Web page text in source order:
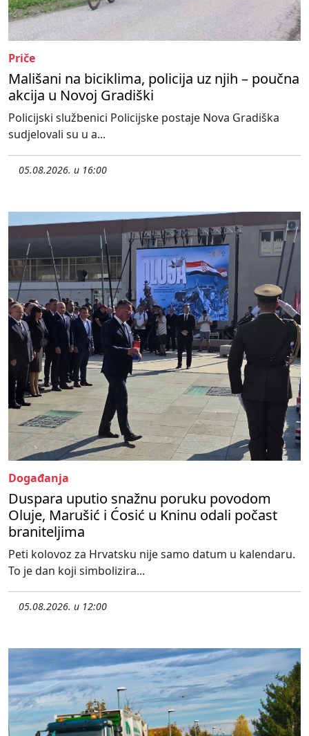
Priče
Mališani na biciklima, policija uz njih – poučna
akcija u Novoj Gradiški
Policijski službenici Policijske postaje Nova Gradiška
sudjelovali su u a...
05.08.2026. u 16:00
Događanja
Duspara uputio snažnu poruku povodom
Oluje, Marušić i Ćosić u Kninu odali počast
braniteljima
Peti kolovoz za Hrvatsku nije samo datum u kalendaru.
To je dan koji simbolizira...
05.08.2026. u 12:00